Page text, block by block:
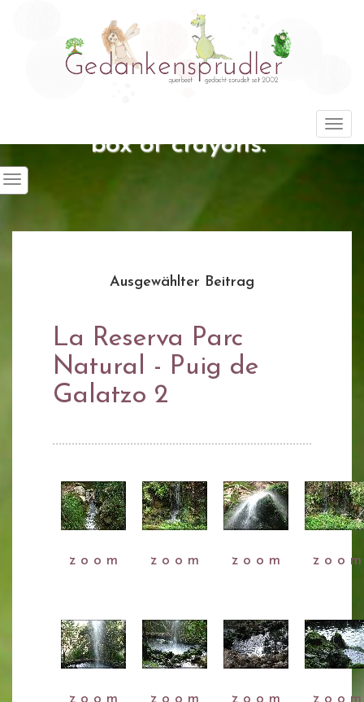
"Life is about using the whole
box of crayons."
Ausgewählter Beitrag
La Reserva Parc
Natural - Puig de
Galatzo 2
z o o m z o o m z o o m z o o m